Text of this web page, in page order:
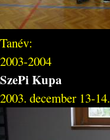
Tanév:
2003-2004
SzePi Kupa
2003. december 13-14.